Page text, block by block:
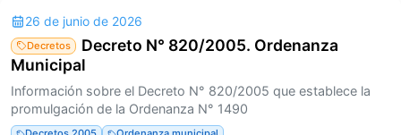
26 de junio de 2026
Decretos
Decreto N° 820/2005. Ordenanza
Municipal
Información sobre el Decreto N° 820/2005 que establece la
promulgación de la Ordenanza N° 1490